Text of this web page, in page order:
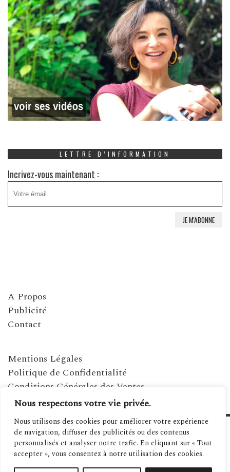
Nous respectons votre vie privée.
Nous utilisons des cookies pour améliorer votre expérience
de navigation, diffuser des publicités ou des contenus
personnalisés et analyser notre trafic. En cliquant sur « Tout
accepter », vous consentez à notre utilisation des cookies.
LETTRE D’INFORMATION
Incrivez-vous maintenant :
A Propos
Publicité
Contact
Mentions Légales
Politique de Confidentialité
Conditions Générales des Ventes